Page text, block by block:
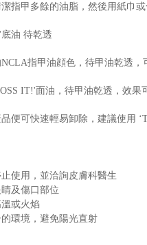
指甲多餘的油脂，然後用紙巾
油 待乾透
指甲油顔色，待甲油乾透
IT!'面油，待甲油乾透，效果
便可快速輕易卸除，建議使用
使用，並洽詢皮膚科醫生
及傷口部位
或火焰
環境，避免陽光直射